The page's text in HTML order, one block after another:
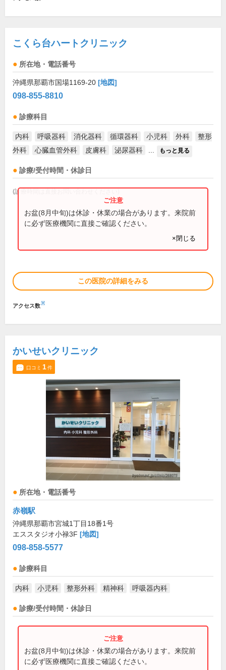
こくら台ハートクリニック
所在地・電話番号
沖縄県那覇市国場1169-20 [地図]
098-855-8810
診療科目
内科 呼吸器科 消化器科 循環器科 小児科 外科
整形
外科
心臓血管外科 皮膚科 泌尿器科 もっと見る
診療/受付時間・休診日
(診療時間は直接お問い合わせください)
お盆(8月中旬)は休診・休業の場合があります。来院前
に必ず医療機関に直接ご確認ください。
×閉じる
この医院の詳細をみる
アクセス数※
かいせいクリニック
口コミ 1件
所在地・電話番号
赤嶺駅
沖縄県那覇市宮城1丁目18番1号
エススタジオ小禄3F [地図]
098-858-5577
診療科目
内科 小児科 整形外科 精神科 呼吸器内科
診療/受付時間・休診日
お盆(8月中旬)は休診・休業の場合があります。来院前
に必ず医療機関に直接ご確認ください。